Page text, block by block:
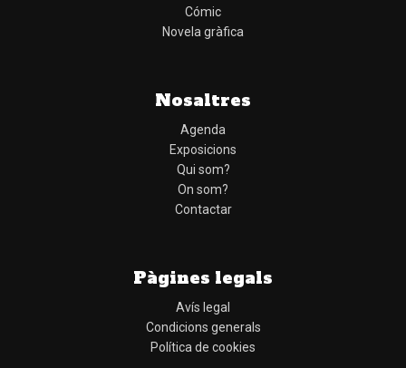
Cómic
Novela gràfica
Nosaltres
Agenda
Exposicions
Qui som?
On som?
Contactar
Pàgines legals
Avís legal
Condicions generals
Política de cookies